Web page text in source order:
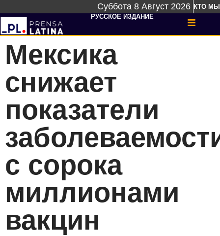
Суббота 8 Август 2026 КТО МЫ
РУССКОЕ ИЗДАНИЕ
Мексика
снижает
показатели
с сорока
миллионами
вакцин